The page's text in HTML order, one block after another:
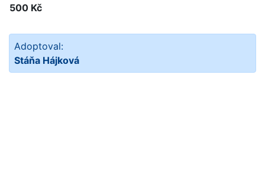
500 Kč
Adoptoval:
Stáňa Hájková